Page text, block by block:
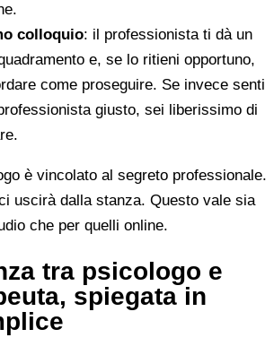
colloquio: il professionista ti dà un
e, se lo ritieni opportuno,
come proseguire. Se invece senti
giusto, sei liberissimo di
è vincolato al segreto professionale.
uscirà dalla stanza. Questo vale sia
che per quelli online.
tra psicologo e
spiegata in